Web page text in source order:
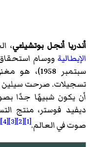
أندريا أنجل بوتشيلـّي،
الإيطالية
سبتمبر
تسجيلات. صرحت سيلين
أن يكون شبيهًا جدًا
ديفيد فوستر، منتج
صوت في العالم.[1]
[2]
[3]
[4]